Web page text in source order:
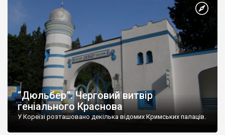
“Дюльбер”. Черговий витвір
геніального Краснова
У Кореїзі розташовано декілька відомих Кримських палаців.